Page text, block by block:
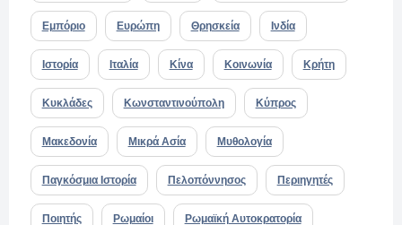
Εμπόριο Ευρώπη Θρησκεία Ινδία
Ιστορία Ιταλία Κίνα Κοινωνία Κρήτη
Κυκλάδες Κωνσταντινούπολη Κύπρος
Μακεδονία Μικρά Ασία Μυθολογία
Παγκόσμια Ιστορία Πελοπόννησος Περιηγητές
Ποιητής Ρωμαίοι Ρωμαϊκή Αυτοκρατορία